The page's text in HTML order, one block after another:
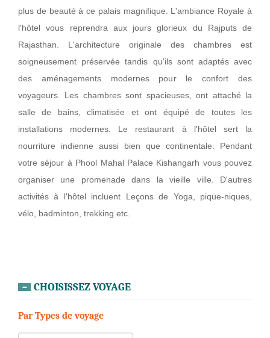
plus de beauté à ce palais magnifique. L'ambiance Royale à
l'hôtel vous reprendra aux jours glorieux du Rajputs de
Rajasthan. L'architecture originale des chambres est
soigneusement préservée tandis qu'ils sont adaptés avec
des aménagements modernes pour le confort des
voyageurs. Les chambres sont spacieuses, ont attaché la
salle de bains, climatisée et ont équipé de toutes les
installations modernes. Le restaurant à l'hôtel sert la
nourriture indienne aussi bien que continentale. Pendant
votre séjour à Phool Mahal Palace Kishangarh vous pouvez
organiser une promenade dans la vieille ville. D'autres
activités à l'hôtel incluent Leçons de Yoga, pique-niques,
vélo, badminton, trekking etc.
CHOISISSEZ VOYAGE
Par Types de voyage